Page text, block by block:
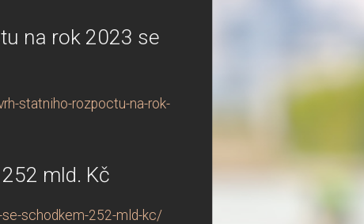
na rok 2023 se
statniho-rozpoctu-na-rok-
mld. Kč
schodkem-252-mld-kc/